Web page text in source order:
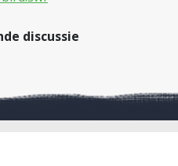
discussie